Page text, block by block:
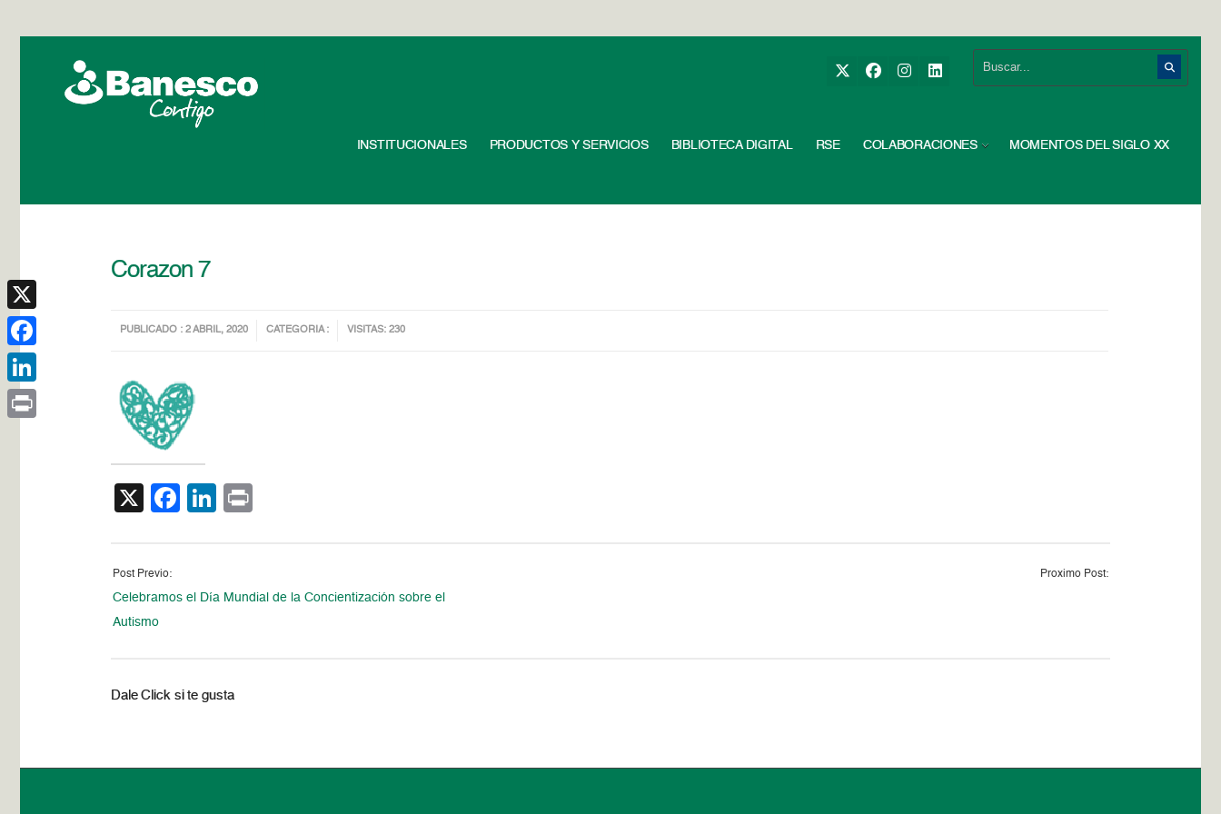
INSTITUCIONALES PRODUCTOS Y SERVICIOS BIBLIOTECA DIGITAL RSE COLABORACIONES MOMENTOS DEL SIGLO XX
Corazon 7
PUBLICADO : 2 ABRIL, 2020 CATEGORIA : VISITAS: 230
X Facebook
LinkedIn
Post Previo:
Celebramos el Día Mundial de la Concientización sobre el
Autismo
Proximo Post:
Dale Click si te gusta
X
Facebook
LinkedIn